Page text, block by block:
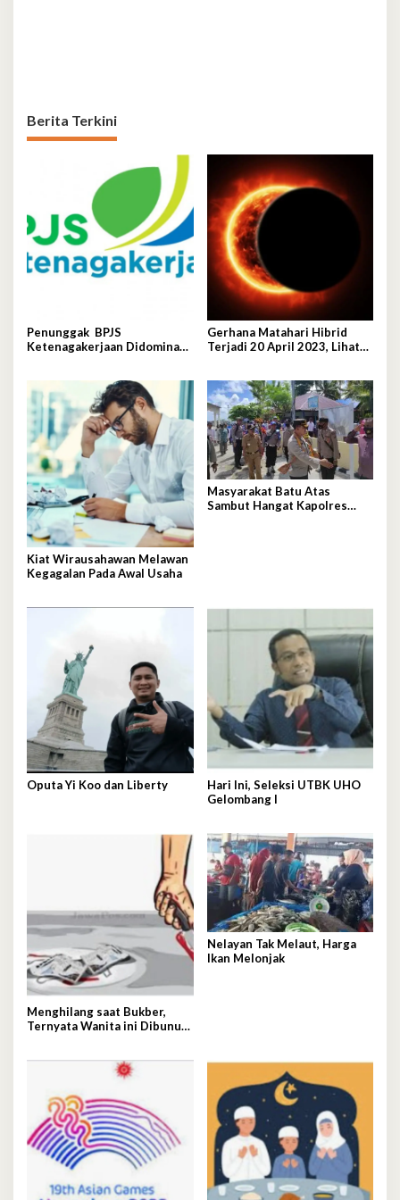
Berita Terkini
Penunggak BPJS
Ketenagakerjaan Didominasi
Gerhana Matahari Hibrid
Terjadi 20 April 2023, Lihat
Kiat Wirausahawan Melawan
Kegagalan Pada Awal Usaha
Masyarakat Batu Atas
Sambut Hangat Kapolres
Oputa Yi Koo dan Liberty
Hari Ini, Seleksi UTBK UHO
Gelombang I
Menghilang saat Bukber,
Ternyata Wanita ini Dibunuh
Nelayan Tak Melaut, Harga
Ikan Melonjak